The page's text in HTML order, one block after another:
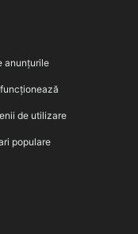
anunțurile
de utilizare
populare